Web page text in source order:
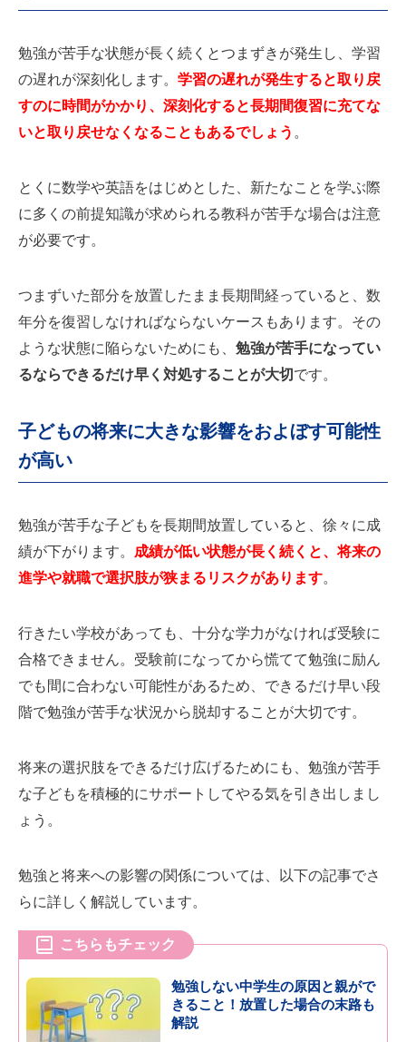
勉強が苦手な状態が長く続くとつまずきが発生し、学習
の遅れが深刻化します。 学習の遅れが発生すると取り戻
すのに時間がかかり、深刻化すると長期間復習に充てな
いと取り戻せなくなることもあるでしょう 。
とくに数学や英語をはじめとした、新たなことを学ぶ際
に多くの前提知識が求められる教科が苦手な場合は注意
が必要です。
つまずいた部分を放置したまま長期間経っていると、数
年分を復習しなければならないケースもあります。その
ような状態に陥らないためにも、 勉強が苦手になってい
るならできるだけ早く対処することが大切です。
子どもの将来に大きな影響をおよぼす可能性
が高い
勉強が苦手な子どもを長期間放置していると、徐々に成
績が下がります。 成績が低い状態が長く続くと、将来の
進学や就職で選択肢が狭まるリスクがあります。
行きたい学校があっても、十分な学力がなければ受験に
合格できません。受験前になってから慌てて勉強に励ん
でも間に合わない可能性があるため、できるだけ早い段
階で勉強が苦手な状況から脱却することが大切です。
将来の選択肢をできるだけ広げるためにも、勉強が苦手
な子どもを積極的にサポートしてやる気を引き出しまし
ょう。
勉強と将来への影響の関係については、以下の記事でさ
らに詳しく解説しています。
こちらもチェック
勉強しない中学生の原因と親がで
きること！放置した場合の末路も
解説